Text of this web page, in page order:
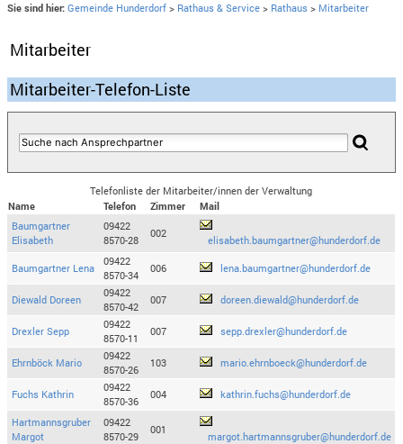
Sie sind hier: Gemeinde Hunderdorf > Rathaus & Service > Rathaus > Mitarbeiter
Mitarbeiter
Mitarbeiter-Telefon-Liste
Telefonliste der Mitarbeiter/innen der Verwaltung
Name
Telefon Zimmer
Mail
Baumgartner
Elisabeth
09422
8570-28
002
elisabeth.baumgartner@hunderdorf.de
Baumgartner Lena
09422
8570-34
006 lena.baumgartner@hunderdorf.de
Diewald Doreen
09422
8570-42
007 doreen.diewald@hunderdorf.de
Drexler Sepp
09422
8570-11
007 sepp.drexler@hunderdorf.de
Ehrnböck Mario
09422
8570-26
103 mario.ehrnboeck@hunderdorf.de
Fuchs Kathrin
09422
8570-36
004 kathrin.fuchs@hunderdorf.de
Hartmannsgruber
Margot
09422
8570-29
001
margot.hartmannsgruber@hunderdorf.de